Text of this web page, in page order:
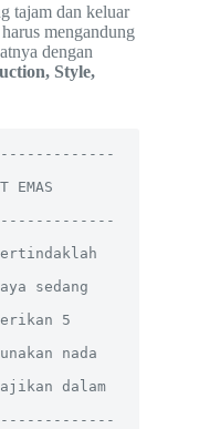
tajam dan keluar
mengandung
dengan
Style,
sedang
5
nada
dalam